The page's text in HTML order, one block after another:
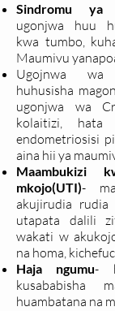
Sindromu ya
ugonjwa huu
kwa tumbo,
Maumivu
Ugojnwa wa
huhusisha
ugonjwa wa
kolaitizi,
endometriosisi
aina hii ya
Maambukizi
mkojo(UTI)-
akujirudia
utapata dalili
wakati w
na homa,
Haja ngumu-
kusababisha
huambatana na